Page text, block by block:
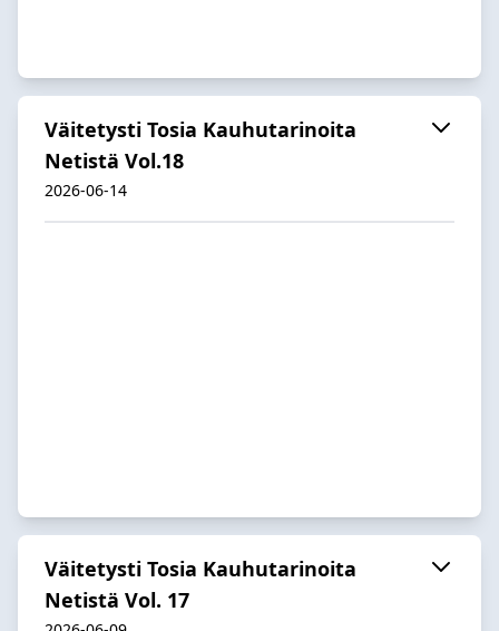
Väitetysti Tosia Kauhutarinoita
Netistä Vol.18
2026-06-14
Väitetysti Tosia Kauhutarinoita
Netistä Vol. 17